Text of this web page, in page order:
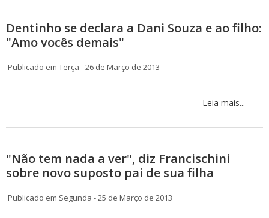
Dentinho se declara a Dani Souza e ao filho:
"Amo vocês demais"
Publicado em Terça - 26 de Março de 2013
Leia mais...
"Não tem nada a ver", diz Francischini
sobre novo suposto pai de sua filha
Publicado em Segunda - 25 de Março de 2013